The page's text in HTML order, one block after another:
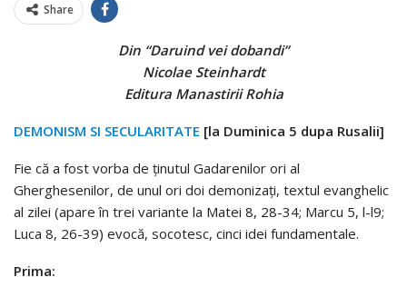
Share
Din “Daruind vei dobandi”
Nicolae Steinhardt
Editura Manastirii Rohia
DEMONISM SI SECULARITATE [la Duminica 5 dupa Rusalii]
Fie că a fost vorba de ţinutul Gadarenilor ori al
Gherghesenilor, de unul ori doi demonizaţi, textul evanghelic
al zilei (apare în trei variante la Matei 8, 28-34; Marcu 5, l-l9;
Luca 8, 26-39) evocă, socotesc, cinci idei fundamentale.
Prima: